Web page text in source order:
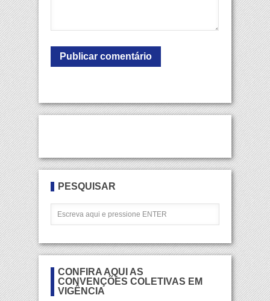
PESQUISAR
CONFIRA AQUI AS
CONVENÇÕES COLETIVAS EM
VIGÊNCIA